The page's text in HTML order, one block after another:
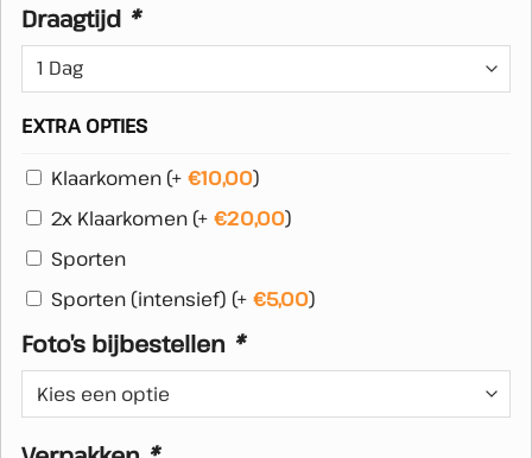
Draagtijd *
EXTRA OPTIES
Klaarkomen (+ €10,00)
2x Klaarkomen (+ €20,00)
Sporten
Sporten (intensief) (+ €5,00)
Foto’s bijbestellen *